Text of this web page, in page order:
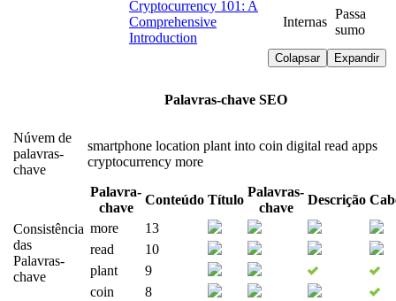
Cryptocurrency 101: A
Comprehensive
Introduction
Internas
Passa
sumo
Expandir
Colapsar
Palavras-chave SEO
Núvem de
palavras-
chave
smartphone location plant into coin digital read apps
cryptocurrency more
Consistência
das
Palavras-
chave
Palavra-
chave
Conteúdo Título
Palavras-
chave
Descrição
more
13
read
10
plant
9
coin
8